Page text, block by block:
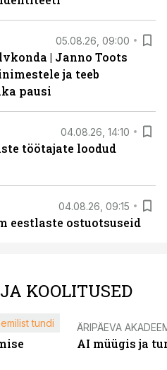
05.08.26, 09:00
| Janno Toots
ja teeb
pausi
04.08.26, 14:10
töötajate loodud
04.08.26, 09:15
eestlaste ostuotsuseid
KOOLITUSED
tundi ÄRIPÄEVA
AI müügis ja